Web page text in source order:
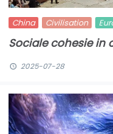
China Civilisation
Sociale cohesie in
2025-07-28